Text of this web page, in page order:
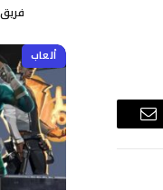
البريد
فريق
ألعاب